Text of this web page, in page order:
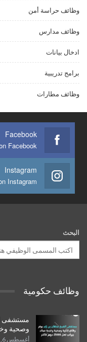
وظائف حراسة أمن
وظائف مدارس
ادخال بيانات
برامج تدريبية
وظائف مطارات
Facebook
Instagram
البحث
وظائف حكومية
مستشفى
وصحية
أغسطس 6, 2026